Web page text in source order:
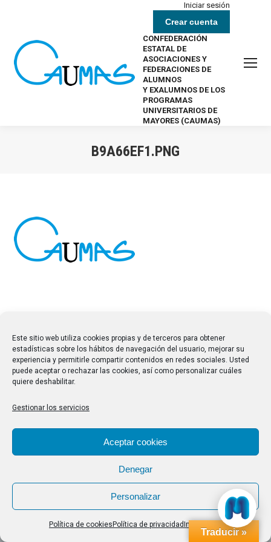
Este sitio web utiliza cookies propias y de terceros para obtener
estadísticas sobre los hábitos de navegación del usuario, mejorar su
experiencia y permitirle compartir contenidos en redes sociales. Usted
puede aceptar o rechazar las cookies, así como personalizar cuáles
quiere deshabilitar.
Gestionar los servicios
Aceptar cookies
Denegar
Personalizar
Política de cookies Política de privacidad Impressum
Iniciar sesión
Crear cuenta
CONFEDERACIÓN
ESTATAL DE
ASOCIACIONES Y
FEDERACIONES DE
ALUMNOS
Y EXALUMNOS DE LOS
PROGRAMAS
UNIVERSITARIOS DE
MAYORES (CAUMAS)
B9A66EF1.PNG
Traducir »